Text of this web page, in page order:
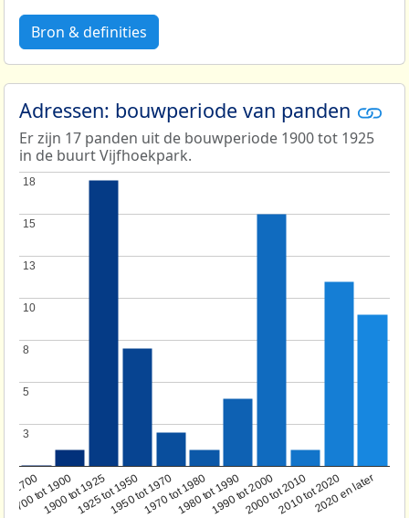
Bron & definities
Adressen: bouwperiode van panden
Er zijn 17 panden uit de bouwperiode 1900 tot 1925
in de buurt Vijfhoekpark.
1700
1700 tot 1900
1900 tot 19251925 tot 19501950 tot 19701970 tot 19801980 tot 19901990 tot 20002000 tot 20102010 tot 20202020 en later
3
3
5
5
8
8
10
10
13
13
15
15
18
18